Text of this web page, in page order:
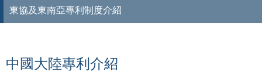
東協及東南亞專利制度介紹
中國大陸專利介紹